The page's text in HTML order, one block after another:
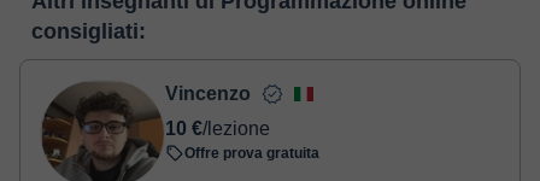
conoscerla: Vedere l'aula virtuale
realizzare il pagamento tramite carta di credito o debito.
- Carta di credito/debito.
- Paypal.
Una volta che hai realizzato il pagamento, riceverai un email di
conferma della prenotazione.
consigliati:
Vincenzo
10 €/lezione
Offre prova gratuita